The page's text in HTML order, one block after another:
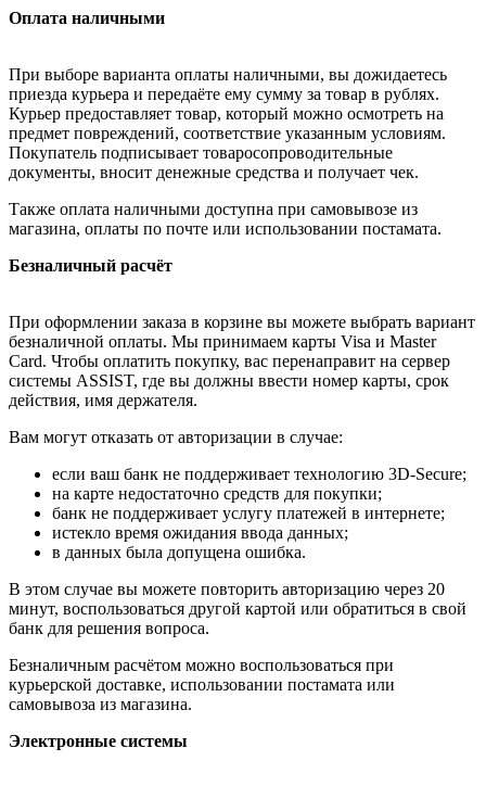
Оплата наличными
При выборе варианта оплаты наличными, вы дожидаетесь
приезда курьера и передаёте ему сумму за товар в рублях.
Курьер предоставляет товар, который можно осмотреть на
предмет повреждений, соответствие указанным условиям.
Покупатель подписывает товаросопроводительные
документы, вносит денежные средства и получает чек.
Также оплата наличными доступна при самовывозе из
магазина, оплаты по почте или использовании постамата.
Безналичный расчёт
При оформлении заказа в корзине вы можете выбрать вариант
безналичной оплаты. Мы принимаем карты Visa и Master
Card. Чтобы оплатить покупку, вас перенаправит на сервер
системы ASSIST, где вы должны ввести номер карты, срок
действия, имя держателя.
Вам могут отказать от авторизации в случае:
если ваш банк не поддерживает технологию 3D-Secure;
на карте недостаточно средств для покупки;
банк не поддерживает услугу платежей в интернете;
истекло время ожидания ввода данных;
в данных была допущена ошибка.
В этом случае вы можете повторить авторизацию через 20
минут, воспользоваться другой картой или обратиться в свой
банк для решения вопроса.
Безналичным расчётом можно воспользоваться при
курьерской доставке, использовании постамата или
самовывоза из магазина.
Электронные системы